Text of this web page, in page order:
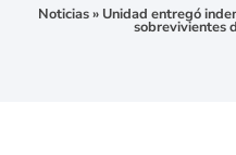
Noticias» Unidad entregó
sobrevivientes